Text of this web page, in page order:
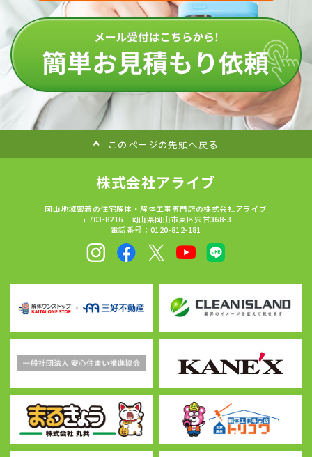
このページの先頭へ戻る
株式会社アライブ
岡山地域密着の住宅解体・解体工事専門店の株式会社アライブ
〒703-8216 岡山県岡山市東区宍甘368-3
電話番号：0120-812-181